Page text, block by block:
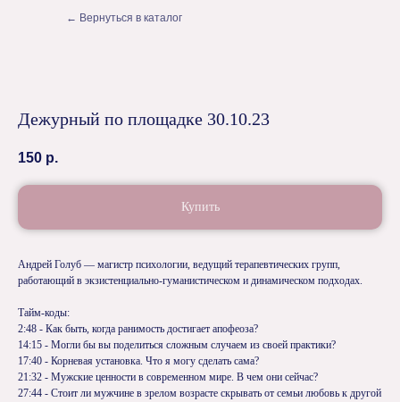
← Вернуться в каталог
Дежурный по площадке 30.10.23
150 р.
Купить
Андрей Голуб — магистр психологии, ведущий терапевтических групп,
работающий в экзистенциально-гуманистическом и динамическом подходах.
Тайм-коды:
2:48 - Как быть, когда ранимость достигает апофеоза?
14:15 - Могли бы вы поделиться сложным случаем из своей практики?
17:40 - Корневая установка. Что я могу сделать сама?
21:32 - Мужские ценности в современном мире. В чем они сейчас?
27:44 - Стоит ли мужчине в зрелом возрасте скрывать от семьи любовь к другой